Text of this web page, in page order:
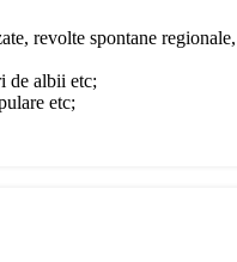
revolte spontane
de albii etc;
etc;